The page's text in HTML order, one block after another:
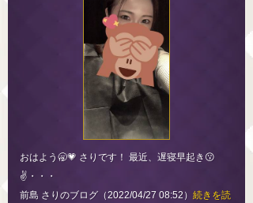
おはよう🥱💗 さりです！ 最近、遅寝早起き😗
✌️・・・
前島 さりのブログ（2022/04/27 08:52） 続きを読